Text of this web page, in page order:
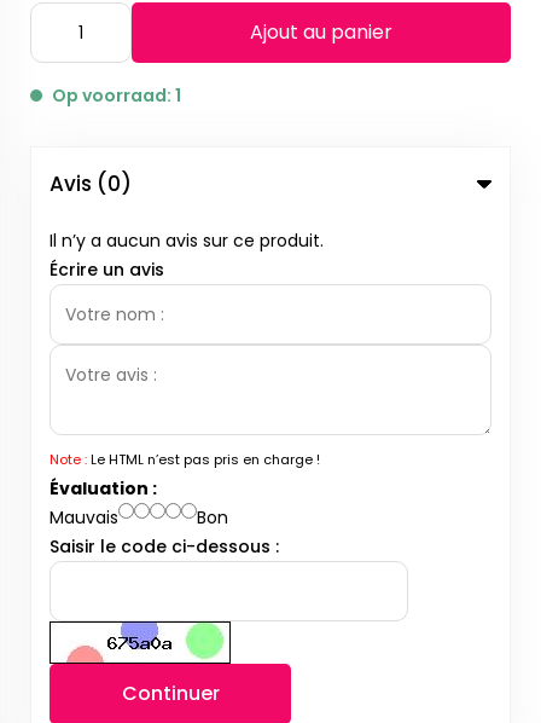
Ajout au panier
Op voorraad: 1
Avis (0)
Il n’y a aucun avis sur ce produit.
Écrire un avis
Note :Le HTML n’est pas pris en charge !
Évaluation :
Mauvais
Bon
Saisir le code ci-dessous :
Continuer